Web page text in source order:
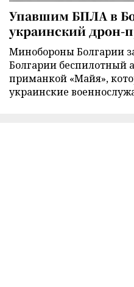
Упавшим БПЛА в
украинский дрон-
Минобороны Болгарии
Болгарии беспилотный
приманкой «Майя»,
украинские